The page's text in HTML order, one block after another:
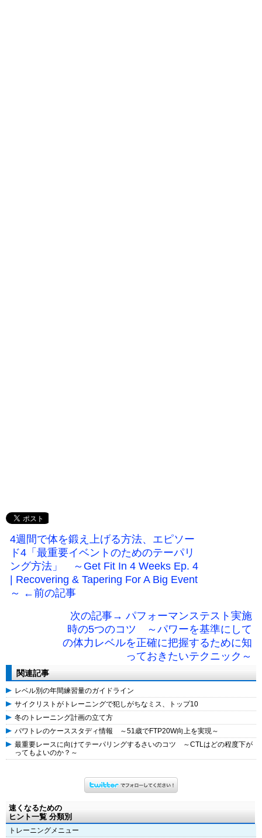
4週間で体を鍛え上げる方法、エピソー
ド4「最重要イベントのためのテーパリ
ング方法」 ～Get Fit In 4 Weeks Ep. 4
| Recovering & Tapering For A Big Event
～ ←前の記事
次の記事→ パフォーマンステスト実施
時の5つのコツ ～パワーを基準にして
の体力レベルを正確に把握するために知
っておきたいテクニック～
関連記事
レベル別の年間練習量のガイドライン
サイクリストがトレーニングで犯しがちなミス、トップ10
冬のトレーニング計画の立て方
パワトレのケーススタディ情報 ～51歳でFTP20W向上を実現～
最重要レースに向けてテーパリングするさいのコツ ～CTLはどの程度下が
ってもよいのか？～
速くなるための
ヒント一覧 分類別
トレーニングメニュー